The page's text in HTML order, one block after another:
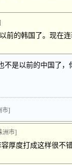
前的韩国了。现在
不是以前的中国了
市]
洲市]
厚度打成这样很不